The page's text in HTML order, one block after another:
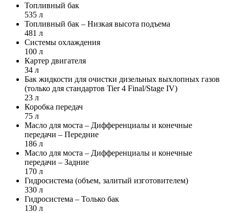
Топливный бак
535 л
Топливный бак – Низкая высота подъема
481 л
Системы охлаждения
100 л
Картер двигателя
34 л
Бак жидкости для очистки дизельных выхлопных газов
(только для стандартов Tier 4 Final/Stage IV)
23 л
Коробка передач
75 л
Масло для моста – Дифференциалы и конечные
передачи – Передние
186 л
Масло для моста – Дифференциалы и конечные
передачи – Задние
170 л
Гидросистема (объем, залитый изготовителем)
330 л
Гидросистема – Только бак
130 л